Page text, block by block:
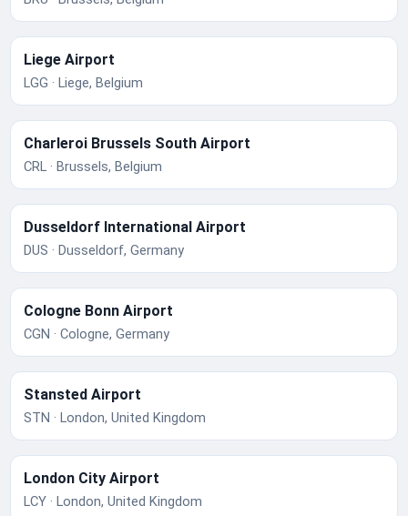
Liege Airport
LGG · Liege, Belgium
Charleroi Brussels South Airport
CRL · Brussels, Belgium
Dusseldorf International Airport
DUS · Dusseldorf, Germany
Cologne Bonn Airport
CGN · Cologne, Germany
Stansted Airport
STN · London, United Kingdom
London City Airport
LCY · London, United Kingdom